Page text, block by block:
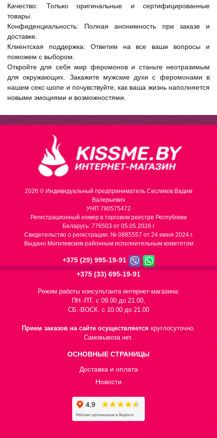
Качество: Только оригинальные и сертифицированные
товары.
Конфиденциальность: Полная анонимность при заказе и
доставке.
Клиентская поддержка: Ответим на все ваши вопросы и
поможем с выбором.
Откройте для себя мир феромонов и станьте неотразимым
для окружающих. Закажите мужские духи с феромонами в
нашем секс-шопе и почувствуйте, как ваша жизнь наполняется
новыми эмоциями и возможностями.
2026 © Индивидуальный предприниматель Сесликов Вадим
Валерьевич
УНП 790575472
Регистрационный номер в торговом реестре Республики
Беларусь: 776503 от 05.05.2026 г
Cвидетельство о регистрации: № 0885557 от 24 июня 2024 г.
Выдано Могилевским районным исполнительным комитетом
+375 (29) 995-19-91
+375 (33) 695-19-91
Режим работы консультанта интернет-магазина:
ПН.-ПТ. с 09.00 до 21.00,
СБ.-ВОСК. с 10.00 до 21.00
Прием заказов на сайте осуществляетсякруглосуточно.
Самовывоза нет.
ОСНОВНЫЕ СТРАНИЦЫ
Доставка и оплата
Новости